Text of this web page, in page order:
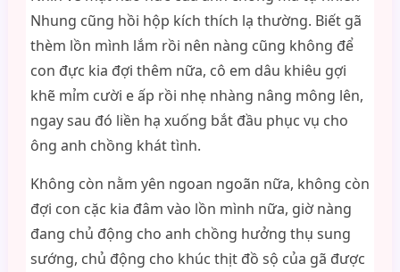
Nhung cũng hồi hộp kích thích lạ thường. Biết gã
thèm lồn mình lắm rồi nên nàng cũng không để
con đực kia đợi thêm nữa, cô em dâu khiêu gợi
khẽ mỉm cười e ấp rồi nhẹ nhàng nâng mông lên,
ngay sau đó liền hạ xuống bắt đầu phục vụ cho
ông anh chồng khát tình.
Không còn nằm yên ngoan ngoãn nữa, không còn
đợi con cặc kia đâm vào lồn mình nữa, giờ nàng
đang chủ động cho anh chồng hưởng thụ sung
sướng, chủ động cho khúc thịt đồ sộ của gã được